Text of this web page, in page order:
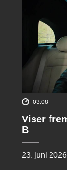
03:08
Viser
B
23. juni 2026